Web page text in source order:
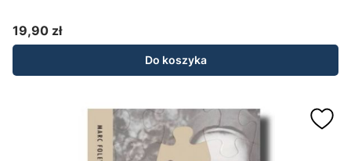
Cena
19,90 zł
Do koszyka